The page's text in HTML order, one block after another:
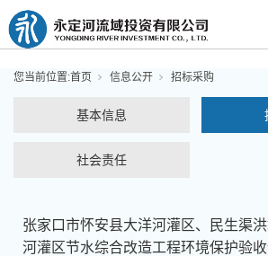
您当前位置:首页 信息公开 招标采购
基本信息
社会责任
张家口市怀安县大洋河灌区、民生渠
河灌区节水综合改造工程环境保护验